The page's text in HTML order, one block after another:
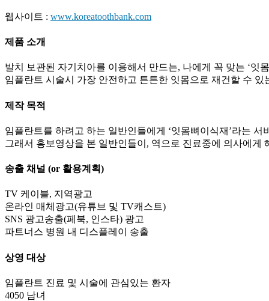
웹사이트 : www.koreatoothbank.com
제품 소개
발치 보관된 자기치아를 이용해서 만드는, 나에게 꼭 맞는 ‘잇
임플란트 시술시 가장 안전하고 튼튼한 잇몸으로 재건할 수 있
제작 목적
임플란트를 하려고 하는 일반인들에게 ‘잇몸뼈이식재’라는 서
그래서 홍보영상을 본 일반인들이, 역으로 진료중에 의사에
송출 채널 (or 활용계획)
TV 케이블, 지역광고
온라인 매체광고(유튜브 및 TV캐스트)
SNS 광고송출(페북, 인스타) 광고
파트너스 병원 내 디스플레이 송출
상영 대상
임플란트 진료 및 시술에 관심있는 환자
4050 남녀